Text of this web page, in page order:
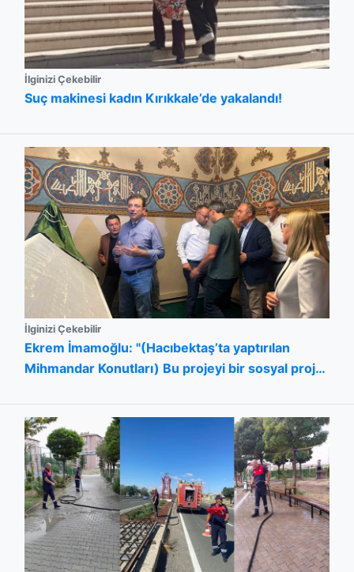
İlginizi Çekebilir
Suç makinesi kadın Kırıkkale’de yakalandı!
İlginizi Çekebilir
Ekrem İmamoğlu: "(Hacıbektaş’ta yaptırılan
Mihmandar Konutları) Bu projeyi bir sosyal proje